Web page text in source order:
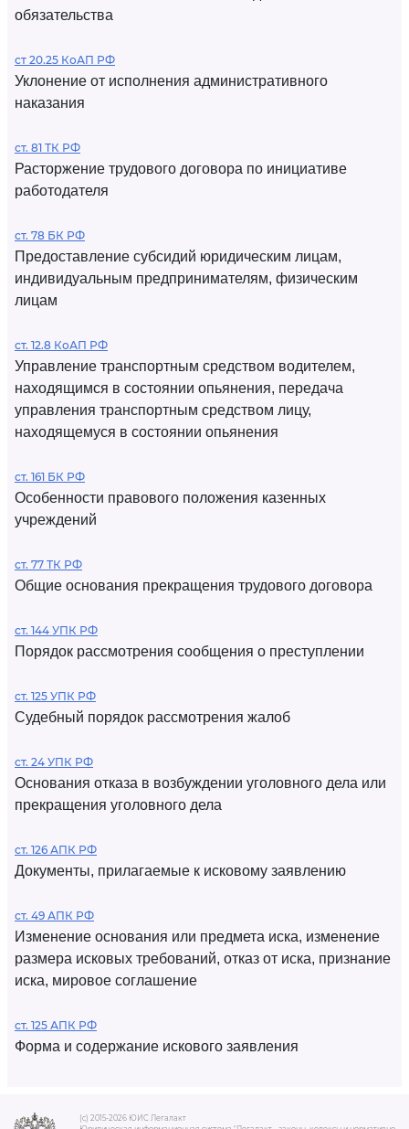
обязательства
ст 20.25 КоАП РФ
Уклонение от исполнения административного
наказания
ст. 81 ТК РФ
Расторжение трудового договора по инициативе
работодателя
ст. 78 БК РФ
Предоставление субсидий юридическим лицам,
индивидуальным предпринимателям, физическим
лицам
ст. 12.8 КоАП РФ
Управление транспортным средством водителем,
находящимся в состоянии опьянения, передача
управления транспортным средством лицу,
находящемуся в состоянии опьянения
ст. 161 БК РФ
Особенности правового положения казенных
учреждений
ст. 77 ТК РФ
Общие основания прекращения трудового договора
ст. 144 УПК РФ
Порядок рассмотрения сообщения о преступлении
ст. 125 УПК РФ
Судебный порядок рассмотрения жалоб
ст. 24 УПК РФ
Основания отказа в возбуждении уголовного дела или
прекращения уголовного дела
ст. 126 АПК РФ
Документы, прилагаемые к исковому заявлению
ст. 49 АПК РФ
Изменение основания или предмета иска, изменение
размера исковых требований, отказ от иска, признание
иска, мировое соглашение
ст. 125 АПК РФ
Форма и содержание искового заявления
(c) 2015-2026 ЮИС Легалакт